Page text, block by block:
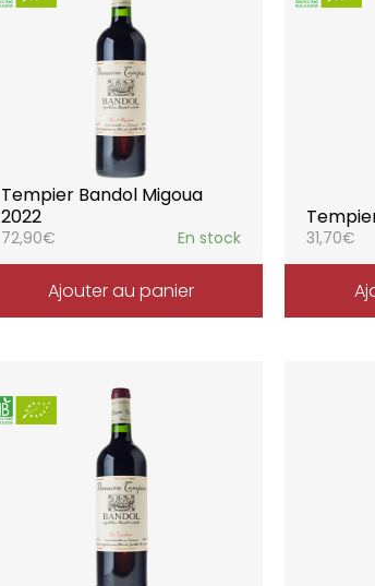
Tempier Bandol Migoua
2022
72,90€ En stock
Ajouter au panier
31,70€